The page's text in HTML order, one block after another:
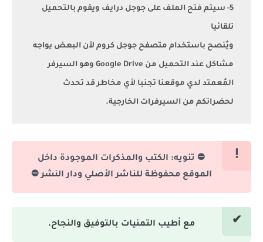
5- سيتم فتح الملف على جوجل درايف ويقوم بالتحميل
تلقائيا
ويٌنصح باستخدام متصفح جوجل كروم لأن البعض يواجه
مشاكل عند التحميل من Google Drive وهو السيرفر
المُعمتد لدي موقعنا تجنبا لأي مخاطر قد تحدث
لحضراتكم من السيرفرات الخارجية.
⛔ تنويه: الكتب والمذكرات الموجودة داخل
الموقع محفوظة للناشر الأصلي ودار النشر ⛔
مع أطيب التمنيات بالتوفيق والنجاح.